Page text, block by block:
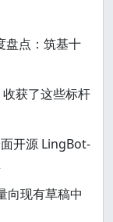
盘点：筑基十
获了这些标杆
开源 LingBot-
向现有草稿中